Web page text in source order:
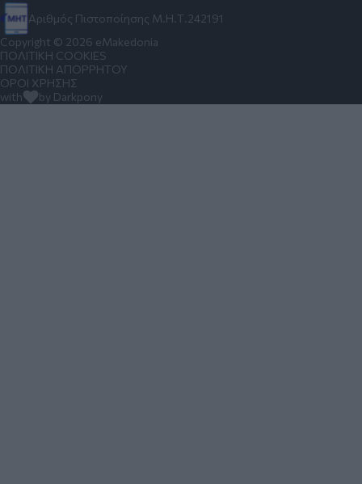
Αριθμός Πιστοποίησης Μ.Η.Τ.242191
Copyright © 2026 eMakedonia
ΠΟΛΙΤΙΚΗ COOKIES
ΠΟΛΙΤΙΚΗ ΑΠΟΡΡΗΤΟΥ
ΟΡΟΙ ΧΡΗΣΗΣ
with
by Darkpony